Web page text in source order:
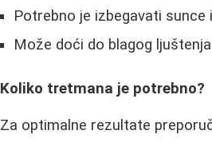
Potrebno je izbegavati
Može doći do blagog
Koliko tretmana je potrebno?
Za optimalne rezultate